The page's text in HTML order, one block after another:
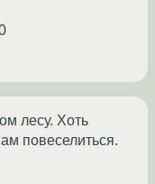
лесу. Хоть
повеселиться.